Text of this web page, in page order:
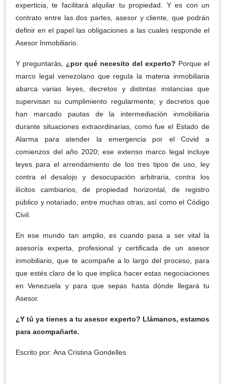
experticia, te facilitará alquilar tu propiedad. Y es con un
contrato entre las dos partes, asesor y cliente, que podrán
definir en el papel las obligaciones a las cuales responde el
Asesor Inmobiliario.
Y preguntarás, ¿por qué necesito del experto? Porque el
marco legal venezolano que regula la materia inmobiliaria
abarca varias leyes, decretos y distintas instancias que
supervisan su cumplimiento regularmente; y decretos que
han marcado pautas de la intermediación inmobiliaria
durante situaciones extraordinarias, como fue el Estado de
Alarma para atender la emergencia por el Covid a
comienzos del año 2020; ese extenso marco legal incluye
leyes para el arrendamiento de los tres tipos de uso, ley
contra el desalojo y desocupación arbitraria, contra los
ilícitos cambiarios, de propiedad horizontal, de registro
público y notariado, entre muchas otras, así como el Código
Civil.
En ese mundo tan amplio, es cuando pasa a ser vital la
asesoría experta, profesional y certificada de un asesor
inmobiliario, que te acompañe a lo largo del proceso, para
que estés claro de lo que implica hacer estas negociaciones
en Venezuela y para que sepas hasta dónde llegará tu
Asesor.
¿Y tú ya tienes a tu asesor experto? Llámanos, estamos
para acompañarte.
Escrito por: Ana Cristina Gondelles